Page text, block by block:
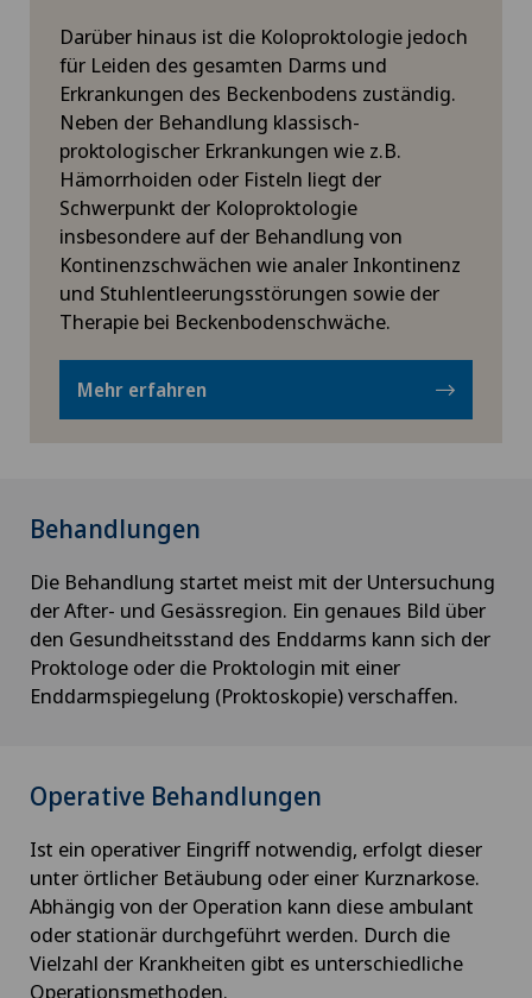
Darüber hinaus ist die Koloproktologie jedoch
für Leiden des gesamten Darms und
Erkrankungen des Beckenbodens zuständig.
Neben der Behandlung klassisch-
proktologischer Erkrankungen wie z.B.
Hämorrhoiden oder Fisteln liegt der
Schwerpunkt der Koloproktologie
insbesondere auf der Behandlung von
Kontinenzschwächen wie analer Inkontinenz
und Stuhlentleerungsstörungen sowie der
Therapie bei Beckenbodenschwäche.
Mehr erfahren
Behandlungen
Die Behandlung startet meist mit der Untersuchung
der After- und Gesässregion. Ein genaues Bild über
den Gesundheitsstand des Enddarms kann sich der
Proktologe oder die Proktologin mit einer
Enddarmspiegelung (Proktoskopie) verschaffen.
Operative Behandlungen
Ist ein operativer Eingriff notwendig, erfolgt dieser
unter örtlicher Betäubung oder einer Kurznarkose.
Abhängig von der Operation kann diese ambulant
oder stationär durchgeführt werden. Durch die
Vielzahl der Krankheiten gibt es unterschiedliche
Operationsmethoden.